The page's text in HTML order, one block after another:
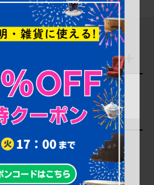
当店の商品について
会員登録・特典について